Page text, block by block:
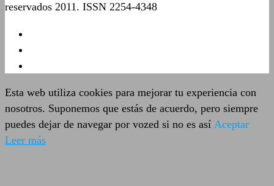
reservados 2011. ISSN 2254-4348
Esta web utiliza cookies para mejorar tu experiencia con
nosotros. Suponemos que estás de acuerdo, pero siempre
puedes dejar de navegar por vozed si no es así Aceptar
Leer más